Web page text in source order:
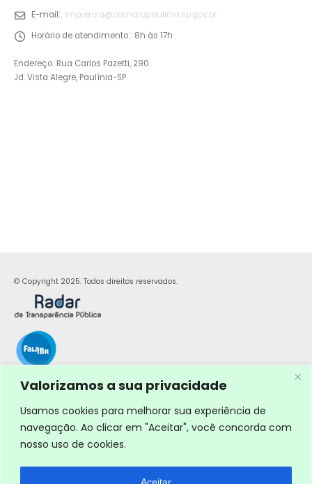
Valorizamos a sua privacidade
Usamos cookies para melhorar sua experiência de
navegação. Ao clicar em "Aceitar", você concorda com
nosso uso de cookies.
Aceitar
E-mail:: imprensa@camarapaulinia.sp.gov.br
Horário de atendimento:: 8h às 17h
Endereço: Rua Carlos Pazetti, 290
Jd. Vista Alegre, Paulínia-SP
© Copyright 2025. Todos direitos reservados.